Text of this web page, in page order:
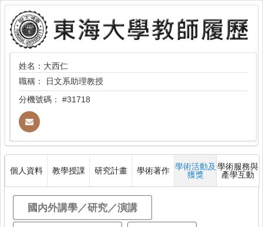
姓名：大西仁
職稱：
日文系助理教授
分機號碼： #31718
個人資料 教學授課 研究計畫 學術著作 學術活動及
獲獎
學術服務與
產學互動
國內外講學／研究／演講